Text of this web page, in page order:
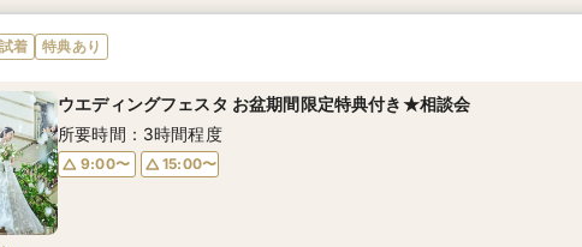
月)
【見学・相談だけでもOK】60分クイック相談会
11:00〜 16:00〜
月)
≪当館最大40万円特典≫少人数WD相談会
11:00〜 16:00〜
月)
【お子様と一緒の結婚式】専用プラン◇80万特典付き◇WD相談会
11:00〜 16:00〜
月)
BIG特典付き【プレ】オータムブライダルフェア
11:00〜 16:00〜
着 特典あり
ウエディングフェスタ お盆期間限定特典付き★相談会
所要時間：3時間程度
9:00〜 15:00〜